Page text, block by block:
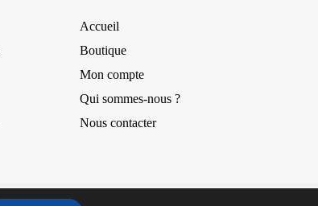
Accueil
Boutique
Mon compte
Qui sommes-nous ?
Nous contacter